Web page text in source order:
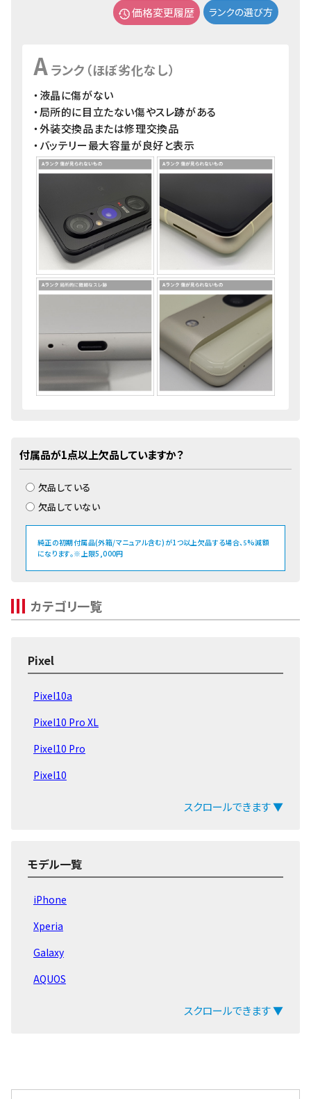
価格変更履歴 ランクの選び方
Aランク（ほぼ劣化なし）
・液晶に傷がない
・局所的に目立たない傷やスレ跡がある
・外装交換品または修理交換品
・バッテリー最大容量が良好と表示
付属品が1点以上欠品していますか？
欠品している
欠品していない
純正の初期付属品(外箱/マニュアル含む)が1つ以上欠品する場合、 5%減額
になります。※上限5,000円
カテゴリ一覧
Pixel
Pixel10a
Pixel10 Pro XL
Pixel10 Pro
Pixel10
Pixel9 Pro XL
Pixel9
Pixel8a
Pixel Fold
Pixel8 Pro
Pixel7
スクロールできます ▼
モデル一覧
iPhone
Xperia
Galaxy
AQUOS
スクロールできます ▼